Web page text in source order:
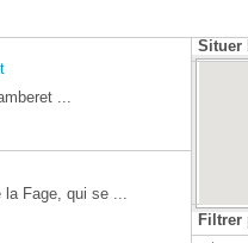
...
la Fage, qui se ...
Situer
Filtrer